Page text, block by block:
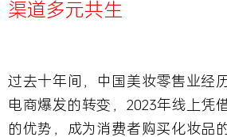
渠道多元共生
过去十年间，中国美妆零售业经
电商爆发的转变，2023年线上凭
的优势，成为消费者购买化妆品